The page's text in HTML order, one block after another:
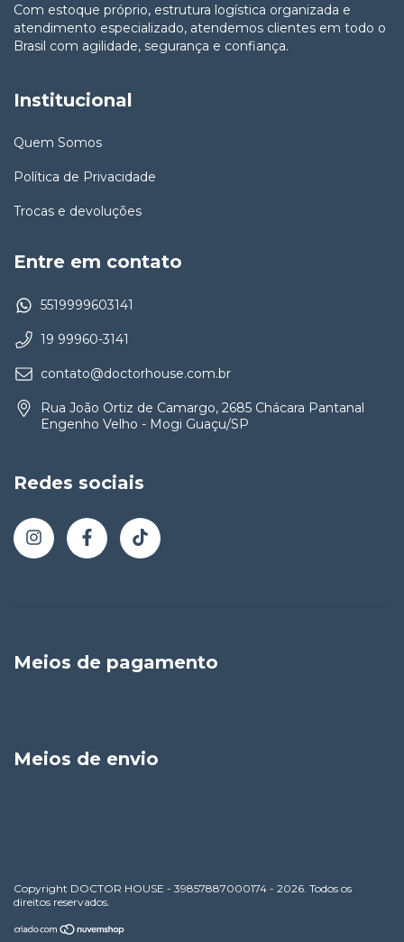
Com estoque próprio, estrutura logística organizada e
atendimento especializado, atendemos clientes em todo o
Brasil com agilidade, segurança e confiança.
Institucional
Quem Somos
Política de Privacidade
Trocas e devoluções
Entre em contato
5519999603141
19 99960-3141
contato@doctorhouse.com.br
Rua João Ortiz de Camargo, 2685 Chácara Pantanal
Engenho Velho - Mogi Guaçu/SP
Redes sociais
Meios de pagamento
Meios de envio
Copyright DOCTOR HOUSE - 39857887000174 - 2026. Todos os
direitos reservados.